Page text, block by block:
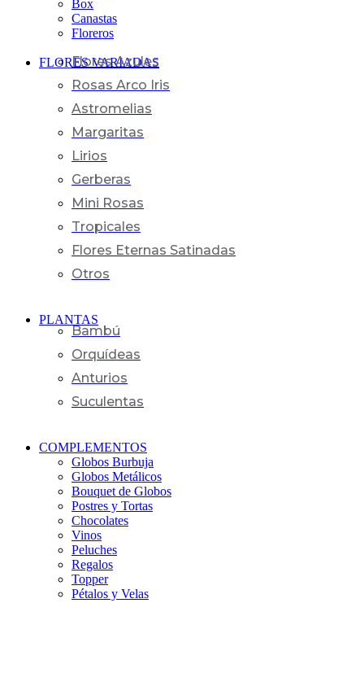
Box
Canastas
Floreros
FLORES VARIADAS
Flores Azules
Rosas Arco Iris
Astromelias
Margaritas
Lirios
Gerberas
Mini Rosas
Tropicales
Flores Eternas Satinadas
Otros
PLANTAS
Bambú
Orquídeas
Anturios
Suculentas
COMPLEMENTOS
Globos Burbuja
Globos Metálicos
Bouquet de Globos
Postres y Tortas
Chocolates
Vinos
Peluches
Regalos
Topper
Pétalos y Velas